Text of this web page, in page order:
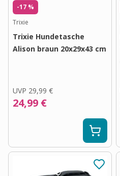
-17 %
Trixie
Trixie Hundetasche
Alison braun 20x29x43 cm
UVP 29,99 €
24,99 €